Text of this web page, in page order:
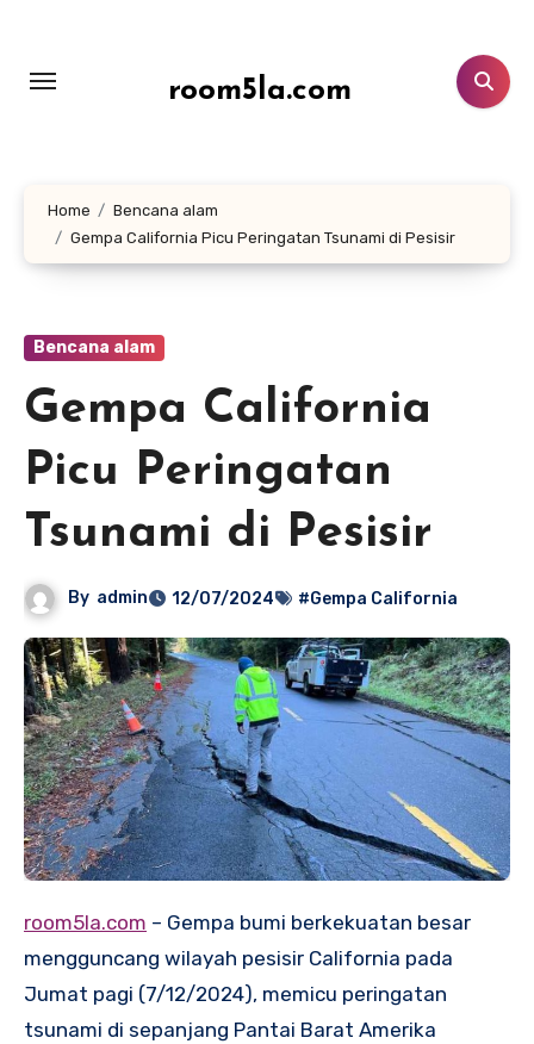
konten
room5la.com
Home
Bencana alam
Gempa California Picu Peringatan Tsunami di Pesisir
Bencana alam
Gempa California
Picu Peringatan
Tsunami di Pesisir
By admin 12/07/2024 #Gempa California
room5la.com – Gempa bumi berkekuatan besar
mengguncang wilayah pesisir California pada
Jumat pagi (7/12/2024), memicu peringatan
tsunami di sepanjang Pantai Barat Amerika